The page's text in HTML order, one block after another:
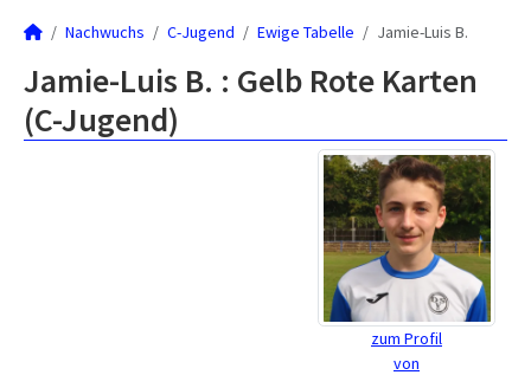
Nachwuchs C-Jugend Ewige Tabelle Jamie-Luis B.
Jamie-Luis B. : Gelb Rote Karten
(C-Jugend)
zum Profil
von